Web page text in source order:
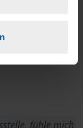
fühle mich